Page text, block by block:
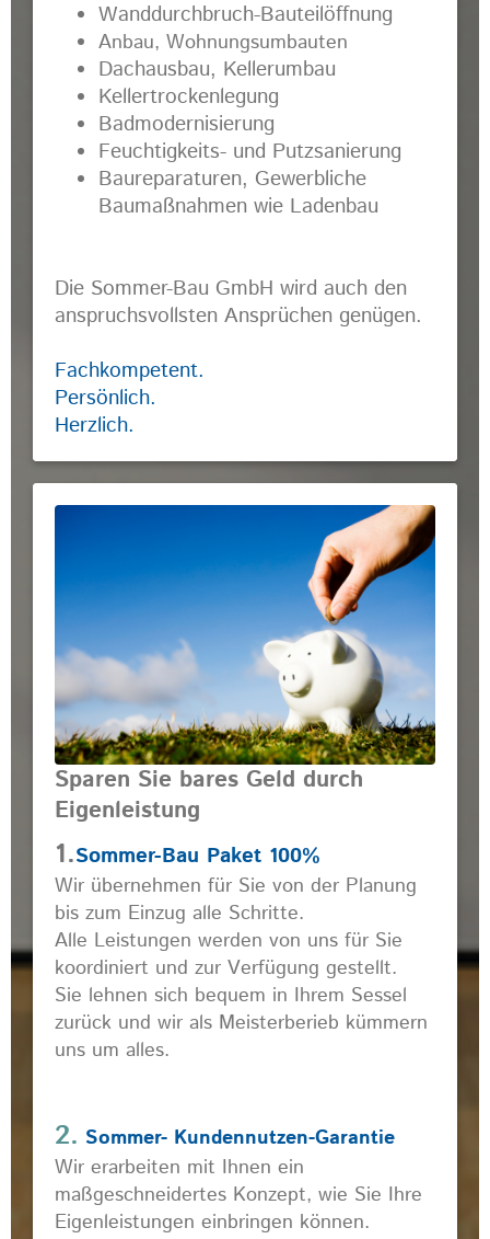
Wanddurchbruch-Bauteilöffnung
Anbau, Wohnungsumbauten
Dachausbau, Kellerumbau
Kellertrockenlegung
Badmodernisierung
Feuchtigkeits- und Putzsanierung
Baureparaturen, Gewerbliche
Baumaßnahmen wie Ladenbau
Die Sommer-Bau GmbH wird auch den
anspruchsvollsten Ansprüchen genügen.
Fachkompetent.
Persönlich.
Herzlich.
Sparen Sie bares Geld durch
Eigenleistung
1.Sommer-Bau Paket 100%
Wir übernehmen für Sie von der Planung
bis zum Einzug alle Schritte.
Alle Leistungen werden von uns für Sie
koordiniert und zur Verfügung gestellt.
Sie lehnen sich bequem in Ihrem Sessel
zurück und wir als Meisterberieb kümmern
uns um alles.
2. Sommer- Kundennutzen-Garantie
Wir erarbeiten mit Ihnen ein
maßgeschneidertes Konzept, wie Sie Ihre
Eigenleistungen einbringen können.